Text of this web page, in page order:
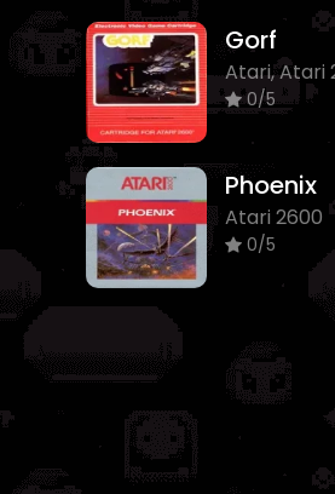
Gorf
Atari, Atari
0/5
Phoenix
Atari 2600
0/5